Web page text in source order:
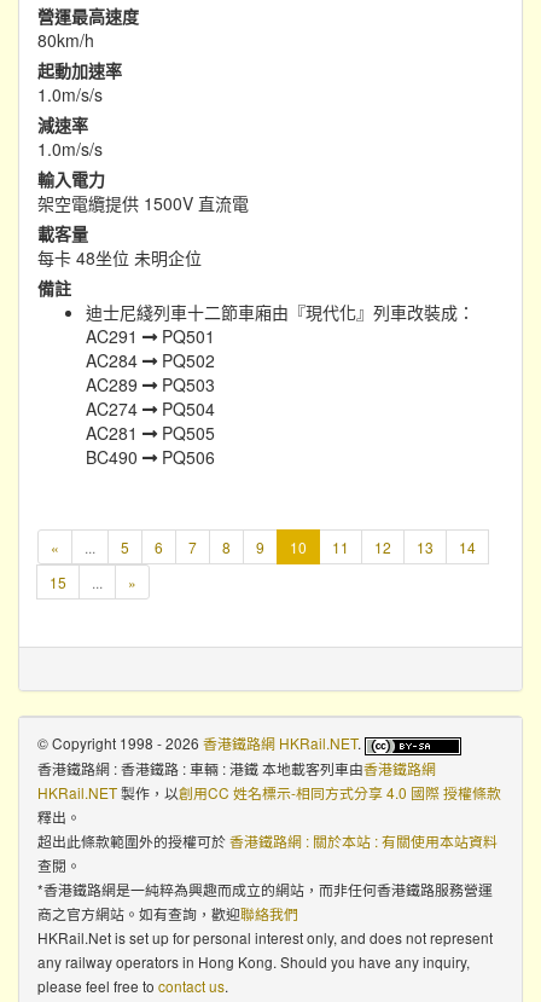
營運最高速度
80km/h
起動加速率
1.0m/s/s
減速率
1.0m/s/s
輸入電力
架空電纜提供 1500V 直流電
載客量
每卡 48坐位 未明企位
備註
迪士尼綫列車十二節車廂由『現代化』列車改裝成：
AC291
PQ501
AC284
PQ502
AC289
PQ503
AC274
PQ504
AC281
PQ505
BC490
PQ506
« ... 5 6 7 8 9 10
頁
11 12 13
14
15
... »
© Copyright 1998 - 2026 香港鐵路網 HKRail.NET.
香港鐵路網 : 香港鐵路 : 車輛 : 港鐵 本地載客列車由香港鐵路網
HKRail.NET製作，以創用CC 姓名標示-相同方式分享 4.0 國際 授權條款
釋出。
超出此條款範圍外的授權可於香港鐵路網 : 關於本站 : 有關使用本站資料
查閱。
*香港鐵路網是一純粹為興趣而成立的網站，而非任何香港鐵路服務營運
商之官方網站。如有查詢，歡迎聯絡我們
HKRail.Net is set up for personal interest only, and does not represent
any railway operators in Hong Kong. Should you have any inquiry,
please feel free to contact us.